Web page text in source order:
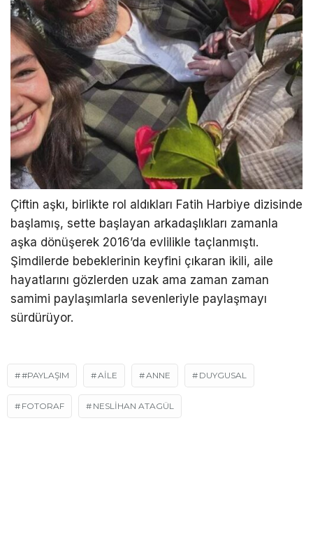
Çiftin aşkı, birlikte rol aldıkları Fatih Harbiye dizisinde
başlamış, sette başlayan arkadaşlıkları zamanla
aşka dönüşerek 2016’da evlilikle taçlanmıştı.
Şimdilerde bebeklerinin keyfini çıkaran ikili, aile
hayatlarını gözlerden uzak ama zaman zaman
samimi paylaşımlarla sevenleriyle paylaşmayı
sürdürüyor.
#PAYLAŞIM AILE ANNE DUYGUSAL
FOTORAF NESLİHAN ATAGÜL